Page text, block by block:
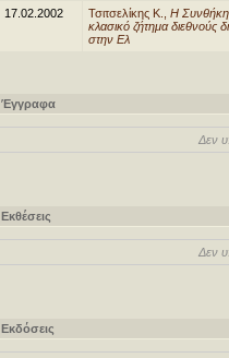
17.02.2002
Τσιτσελίκης Κ., Η Συνθήκη
κλασικό ζήτημα διεθνούς
στην Ελ
Έγγραφα
Δεν
Εκθέσεις
Δεν
Εκδόσεις